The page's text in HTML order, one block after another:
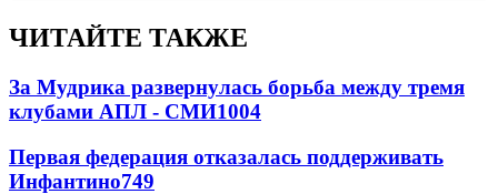
ЧИТАЙТЕ ТАКЖЕ
За Мудрика развернулась борьба между тремя
клубами АПЛ - СМИ1004
Первая федерация отказалась поддерживать
Инфантино749